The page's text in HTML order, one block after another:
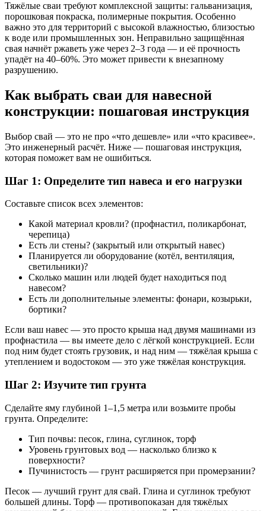
Тяжёлые сваи требуют комплексной защиты: гальванизация,
порошковая покраска, полимерные покрытия. Особенно
важно это для территорий с высокой влажностью, близостью
к воде или промышленных зон. Неправильно защищённая
свая начнёт ржаветь уже через 2–3 года — и её прочность
упадёт на 40–60%. Это может привести к внезапному
разрушению.
Как выбрать сваи для навесной
конструкции: пошаговая инструкция
Выбор свай — это не про «что дешевле» или «что красивее».
Это инженерный расчёт. Ниже — пошаговая инструкция,
которая поможет вам не ошибиться.
Шаг 1: Определите тип навеса и его нагрузки
Составьте список всех элементов:
Какой материал кровли? (профнастил, поликарбонат,
черепица)
Есть ли стены? (закрытый или открытый навес)
Планируется ли оборудование (котёл, вентиляция,
светильники)?
Сколько машин или людей будет находиться под
навесом?
Есть ли дополнительные элементы: фонари, козырьки,
бортики?
Если ваш навес — это просто крыша над двумя машинами из
профнастила — вы имеете дело с лёгкой конструкцией. Если
под ним будет стоять грузовик, и над ним — тяжёлая крыша с
утеплением и водостоком — это уже тяжёлая конструкция.
Шаг 2: Изучите тип грунта
Сделайте яму глубиной 1–1,5 метра или возьмите пробы
грунта. Определите:
Тип почвы: песок, глина, суглинок, торф
Уровень грунтовых вод — насколько близко к
поверхности?
Пучинистость — грунт расширяется при промерзании?
Песок — лучший грунт для свай. Глина и суглинок требуют
большей длины. Торф — противопоказан для тяжёлых